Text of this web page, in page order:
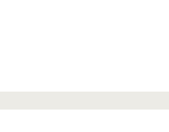
Innovative Transferprojekte